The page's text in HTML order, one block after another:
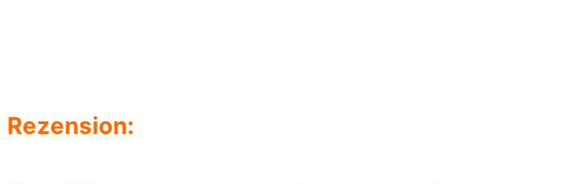
Rezension: